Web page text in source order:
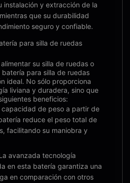
instalación y extracción de la
que su durabilidad
seguro y confiable.
para silla de ruedas
su silla de ruedas o
para silla de ruedas
ideal. No sólo proporciona
liviana y duradera, sino que
beneficios:
capacidad de peso a partir de
reduce el peso total de
facilitando su maniobra y
avanzada tecnología
en esta batería garantiza una
en comparación con otros